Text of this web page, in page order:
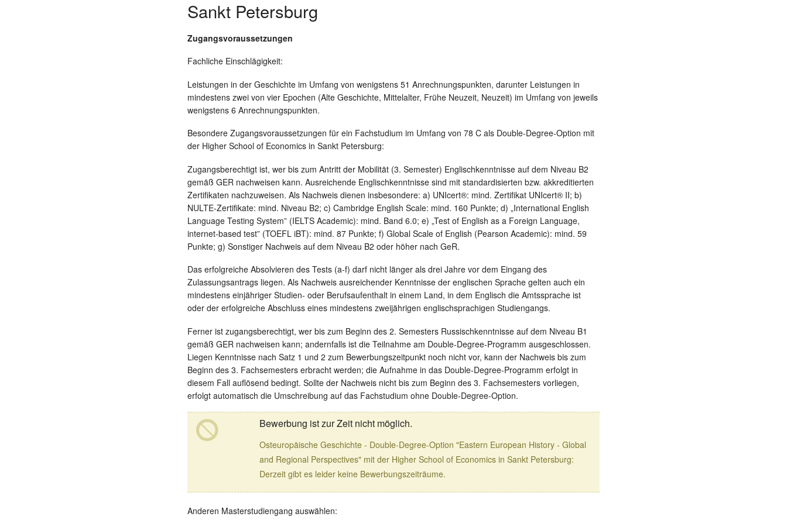
Sankt Petersburg
Zugangsvoraussetzungen
Fachliche Einschlägigkeit:
Leistungen in der Geschichte im Umfang von wenigstens 51 Anrechnungspunkten, darunter Leistungen in
mindestens zwei von vier Epochen (Alte Geschichte, Mittelalter, Frühe Neuzeit, Neuzeit) im Umfang von jeweils
wenigstens 6 Anrechnungspunkten.
Besondere Zugangsvoraussetzungen für ein Fachstudium im Umfang von 78 C als Double-Degree-Option mit
der Higher School of Economics in Sankt Petersburg:
Zugangsberechtigt ist, wer bis zum Antritt der Mobilität (3. Semester) Englischkenntnisse auf dem Niveau B2
gemäß GER nachweisen kann. Ausreichende Englischkenntnisse sind mit standardisierten bzw. akkreditierten
Zertifikaten nachzuweisen. Als Nachweis dienen insbesondere: a) UNIcert®: mind. Zertifikat UNIcert® II; b)
NULTE-Zertifikate: mind. Niveau B2; c) Cambridge English Scale: mind. 160 Punkte; d) „International English
Language Testing System” (IELTS Academic): mind. Band 6.0; e) „Test of English as a Foreign Language,
internet-based test” (TOEFL iBT): mind. 87 Punkte; f) Global Scale of English (Pearson Academic): mind. 59
Punkte; g) Sonstiger Nachweis auf dem Niveau B2 oder höher nach GeR.
Das erfolgreiche Absolvieren des Tests (a-f) darf nicht länger als drei Jahre vor dem Eingang des
Zulassungsantrags liegen. Als Nachweis ausreichender Kenntnisse der englischen Sprache gelten auch ein
mindestens einjähriger Studien- oder Berufsaufenthalt in einem Land, in dem Englisch die Amtssprache ist
oder der erfolgreiche Abschluss eines mindestens zweijährigen englischsprachigen Studiengangs.
Ferner ist zugangsberechtigt, wer bis zum Beginn des 2. Semesters Russischkenntnisse auf dem Niveau B1
gemäß GER nachweisen kann; andernfalls ist die Teilnahme am Double-Degree-Programm ausgeschlossen.
Liegen Kenntnisse nach Satz 1 und 2 zum Bewerbungszeitpunkt noch nicht vor, kann der Nachweis bis zum
Beginn des 3. Fachsemesters erbracht werden; die Aufnahme in das Double-Degree-Programm erfolgt in
diesem Fall auflösend bedingt. Sollte der Nachweis nicht bis zum Beginn des 3. Fachsemesters vorliegen,
erfolgt automatisch die Umschreibung auf das Fachstudium ohne Double-Degree-Option.
Bewerbung ist zur Zeit nicht möglich.
Osteuropäische Geschichte - Double-Degree-Option "Eastern European History - Global
and Regional Perspectives" mit der Higher School of Economics in Sankt Petersburg:
Derzeit gibt es leider keine Bewerbungszeiträume.
Anderen Masterstudiengang auswählen: